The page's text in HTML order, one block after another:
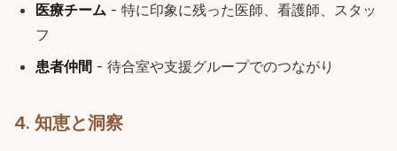
医療チーム - 特に印象に残った医師、看護師、スタッ
フ
患者仲間 - 待合室や支援グループでのつながり
4. 知恵と洞察